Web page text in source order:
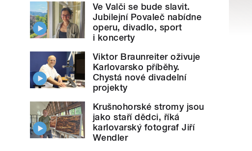
Ve Valči se bude slavit.
Jubilejní Povaleč nabídne
operu, divadlo, sport
i koncerty
Viktor Braunreiter oživuje
Karlovarsko příběhy.
Chystá nové divadelní
projekty
Krušnohorské stromy jsou
jako staří dědci, říká
karlovarský fotograf Jiří
Wendler